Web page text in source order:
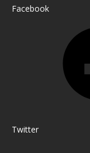
Facebook
Twitter